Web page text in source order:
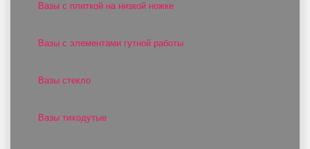
Вазы с плиткой на низкой ножке
Вазы с элементами гутной работы
Вазы стекло
Вазы тиходутые